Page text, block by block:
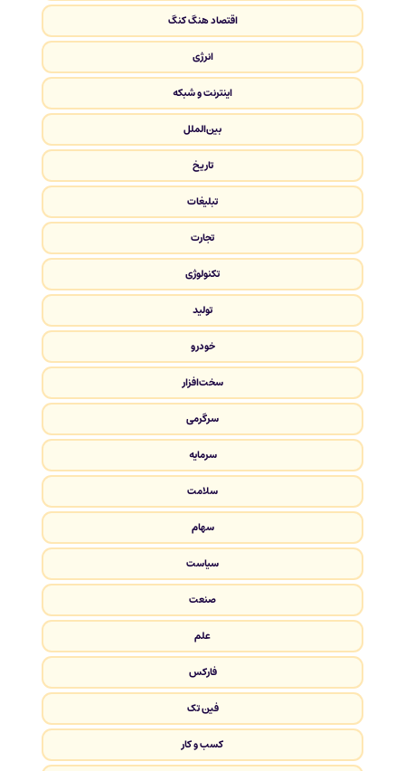
اقتصاد هنگ کنگ
انرژی
اینترنت و شبکه
بین‌الملل
تاریخ
تبلیغات
تجارت
تکنولوژی
تولید
خودرو
سخت‌افزار
سرگرمی
سرمایه
سلامت
سهام
سیاست
صنعت
علم
فارکس
فین تک
کسب و کار